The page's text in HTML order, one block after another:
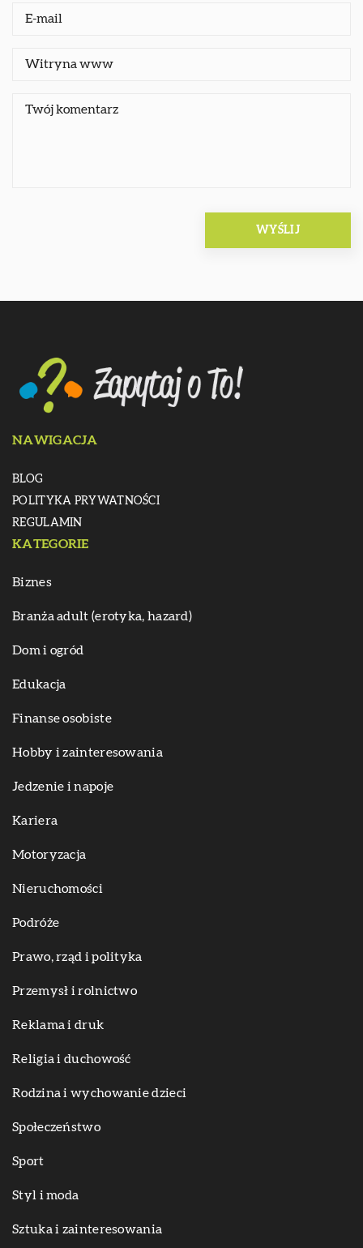
NAWIGACJA
BLOG
POLITYKA PRYWATNOŚCI
REGULAMIN
KATEGORIE
Biznes
Branża adult (erotyka, hazard)
Dom i ogród
Edukacja
Finanse osobiste
Hobby i zainteresowania
Jedzenie i napoje
Kariera
Motoryzacja
Nieruchomości
Podróże
Prawo, rząd i polityka
Przemysł i rolnictwo
Reklama i druk
Religia i duchowość
Rodzina i wychowanie dzieci
Społeczeństwo
Sport
Styl i moda
Sztuka i zainteresowania